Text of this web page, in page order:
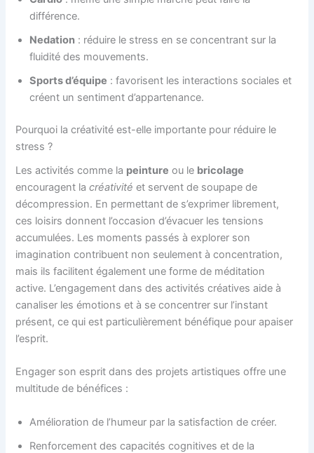
différence.
Nedation : réduire le stress en se concentrant sur la
fluidité des mouvements.
Sports d’équipe : favorisent les interactions sociales et
créent un sentiment d’appartenance.
Pourquoi la créativité est-elle importante pour réduire le
stress ?
Les activités comme la peinture ou le bricolage
encouragent lacréativité et servent de soupape de
décompression. En permettant de s’exprimer librement,
ces loisirs donnent l’occasion d’évacuer les tensions
accumulées. Les moments passés à explorer son
imagination contribuent non seulement à concentration,
mais ils facilitent également une forme de méditation
active. L’engagement dans des activités créatives aide à
canaliser les émotions et à se concentrer sur l’instant
présent, ce qui est particulièrement bénéfique pour apaiser
l’esprit.
Engager son esprit dans des projets artistiques offre une
multitude de bénéfices :
Amélioration de l’humeur par la satisfaction de créer.
Renforcement des capacités cognitives et de la